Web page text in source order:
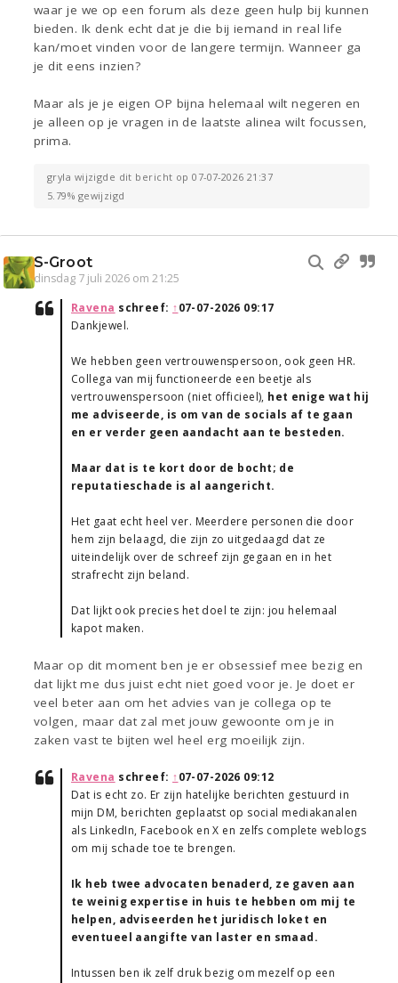
waar je we op een forum als deze geen hulp bij kunnen
bieden. Ik denk echt dat je die bij iemand in real life
kan/moet vinden voor de langere termijn. Wanneer ga
je dit eens inzien?
Maar als je je eigen OP bijna helemaal wilt negeren en
je alleen op je vragen in de laatste alinea wilt focussen,
prima.
gryla wijzigde dit bericht op 07-07-2026 21:37
5.79% gewijzigd
S-Groot
dinsdag 7 juli 2026 om 21:25
Ravena schreef: ↑07-07-2026 09:17
Dankjewel.
We hebben geen vertrouwenspersoon, ook geen HR.
Collega van mij functioneerde een beetje als
vertrouwenspersoon (niet officieel), het enige wat hij
me adviseerde, is om van de socials af te gaan
en er verder geen aandacht aan te besteden.
Maar dat is te kort door de bocht; de
reputatieschade is al aangericht.
Het gaat echt heel ver. Meerdere personen die door
hem zijn belaagd, die zijn zo uitgedaagd dat ze
uiteindelijk over de schreef zijn gegaan en in het
strafrecht zijn beland.
Dat lijkt ook precies het doel te zijn: jou helemaal
kapot maken.
Maar op dit moment ben je er obsessief mee bezig en
dat lijkt me dus juist echt niet goed voor je. Je doet er
veel beter aan om het advies van je collega op te
volgen, maar dat zal met jouw gewoonte om je in
zaken vast te bijten wel heel erg moeilijk zijn.
Ravena schreef: ↑07-07-2026 09:12
Dat is echt zo. Er zijn hatelijke berichten gestuurd in
mijn DM, berichten geplaatst op social mediakanalen
als LinkedIn, Facebook en X en zelfs complete weblogs
om mij schade toe te brengen.
Ik heb twee advocaten benaderd, ze gaven aan
te weinig expertise in huis te hebben om mij te
helpen, adviseerden het juridisch loket en
eventueel aangifte van laster en smaad.
Intussen ben ik zelf druk bezig om mezelf op een